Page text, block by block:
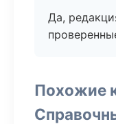
Да,
Похожие